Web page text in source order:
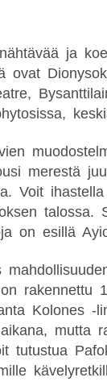
ja
ovat
merestä
Voit
on esillä
rakennettu
Kolones -
mutta
tutustua